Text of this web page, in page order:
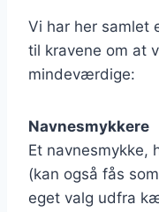
Vi har her samlet
til kravene om at
mindeværdige:
Navnesmykkere
Et navnesmykke,
(kan også fås
eget valg udfra